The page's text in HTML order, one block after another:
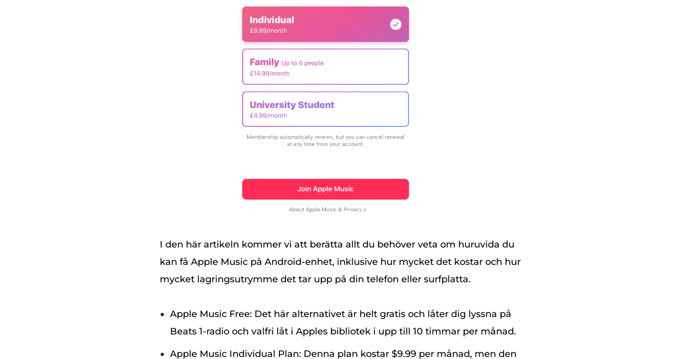
I den här artikeln kommer vi att berätta allt du behöver veta om huruvida du
kan få Apple Music på Android-enhet, inklusive hur mycket det kostar och hur
mycket lagringsutrymme det tar upp på din telefon eller surfplatta.
Apple Music Free: Det här alternativet är helt gratis och låter dig lyssna på
Beats 1-radio och valfri låt i Apples bibliotek i upp till 10 timmar per månad.
Apple Music Individual Plan: Denna plan kostar $9.99 per månad, men den